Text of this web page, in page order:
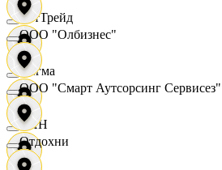
СетТрейд
Сигма
СИН
ООО "Олбизнес"
ООО "Смарт Аутсорсинг Сервисез"
Отдохни